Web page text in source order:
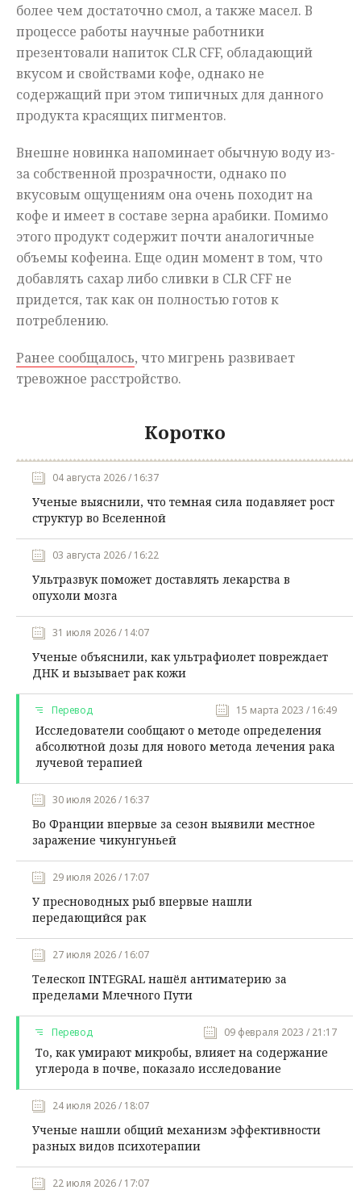
более чем достаточно смол, а также масел. В
процессе работы научные работники
презентовали напиток CLR CFF, обладающий
вкусом и свойствами кофе, однако не
содержащий при этом типичных для данного
продукта красящих пигментов.
Внешне новинка напоминает обычную воду из-
за собственной прозрачности, однако по
вкусовым ощущениям она очень походит на
кофе и имеет в составе зерна арабики. Помимо
этого продукт содержит почти аналогичные
объемы кофеина. Еще один момент в том, что
добавлять сахар либо сливки в CLR CFF не
придется, так как он полностью готов к
потреблению.
Ранее сообщалось, что мигрень развивает
тревожное расстройство.
Коротко
04 августа 2026 / 16:37
Ученые выяснили, что темная сила подавляет рост
структур во Вселенной
03 августа 2026 / 16:22
Ультразвук поможет доставлять лекарства в
опухоли мозга
31 июля 2026 / 14:07
Ученые объяснили, как ультрафиолет повреждает
ДНК и вызывает рак кожи
Перевод 15 марта 2023 / 16:49
Исследователи сообщают о методе определения
абсолютной дозы для нового метода лечения рака
лучевой терапией
30 июля 2026 / 16:37
Во Франции впервые за сезон выявили местное
заражение чикунгуньей
29 июля 2026 / 17:07
У пресноводных рыб впервые нашли
передающийся рак
27 июля 2026 / 16:07
Телескоп INTEGRAL нашёл антиматерию за
пределами Млечного Пути
Перевод 09 февраля 2023 / 21:17
То, как умирают микробы, влияет на содержание
углерода в почве, показало исследование
24 июля 2026 / 18:07
Ученые нашли общий механизм эффективности
разных видов психотерапии
22 июля 2026 / 17:07